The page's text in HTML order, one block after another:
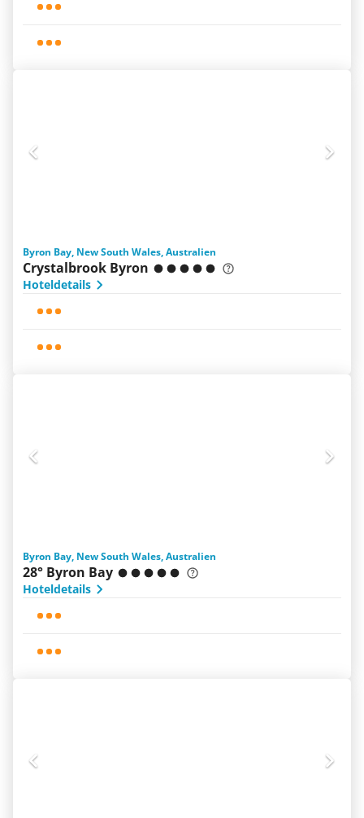
Byron Bay, New South Wales, Australien
Crystalbrook Byron
Hoteldetails
Byron Bay, New South Wales, Australien
28° Byron Bay
Hoteldetails